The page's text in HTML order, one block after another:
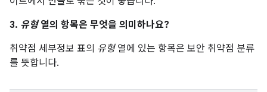
3. 유형열의 항목은 무엇을 의미하나요?
취약점 세부정보 표의 유형열에 있는 항목은 보안 취약점 분류
를 뜻합니다.